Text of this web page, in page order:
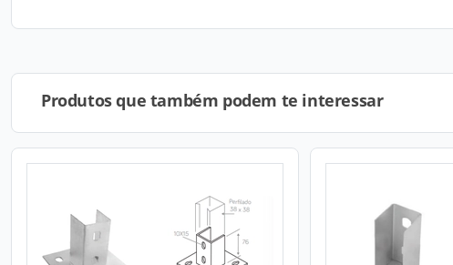
Produtos que também podem te interessar